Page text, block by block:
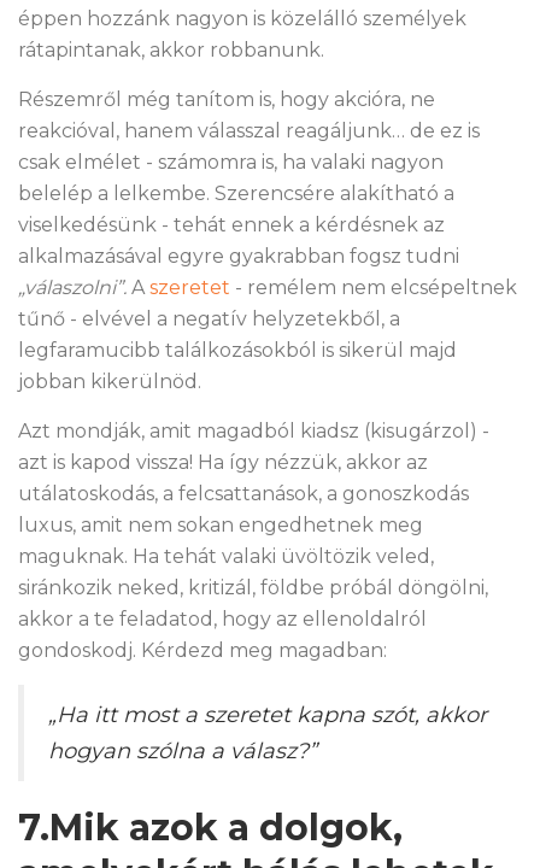
éppen hozzánk nagyon is közelálló személyek
rátapintanak, akkor robbanunk.
Részemről még tanítom is, hogy akcióra, ne
reakcióval, hanem válasszal reagáljunk… de ez is
csak elmélet - számomra is, ha valaki nagyon
belelép a lelkembe. Szerencsére alakítható a
viselkedésünk - tehát ennek a kérdésnek az
alkalmazásával egyre gyakrabban fogsz tudni
„válaszolni”. Aszeretet - remélem nem elcsépeltnek
tűnő - elvével a negatív helyzetekből, a
legfaramucibb találkozásokból is sikerül majd
jobban kikerülnöd.
Azt mondják, amit magadból kiadsz (kisugárzol) -
azt is kapod vissza! Ha így nézzük, akkor az
utálatoskodás, a felcsattanások, a gonoszkodás
luxus, amit nem sokan engedhetnek meg
maguknak. Ha tehát valaki üvöltözik veled,
siránkozik neked, kritizál, földbe próbál döngölni,
akkor a te feladatod, hogy az ellenoldalról
gondoskodj. Kérdezd meg magadban:
„Ha itt most a szeretet kapna szót, akkor
hogyan szólna a válasz?”
7.Mik azok a dolgok,